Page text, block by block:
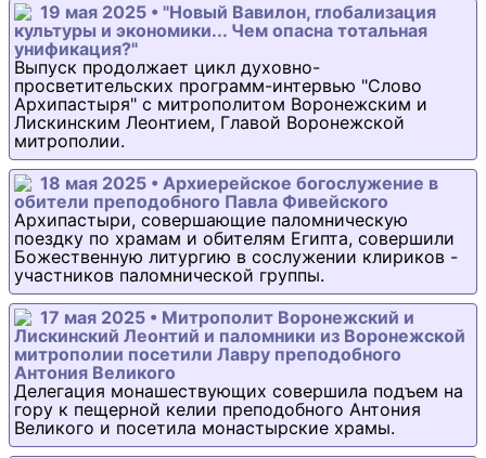
19 мая 2025 • "Новый Вавилон, глобализация
культуры и экономики... Чем опасна тотальная
унификация?"
Выпуск продолжает цикл духовно-
просветительских программ-интервью "Слово
Архипастыря" с митрополитом Воронежским и
Лискинским Леонтием, Главой Воронежской
митрополии.
18 мая 2025 • Архиерейское богослужение в
обители преподобного Павла Фивейского
Архипастыри, совершающие паломническую
поездку по храмам и обителям Египта, совершили
Божественную литургию в сослужении клириков -
участников паломнической группы.
17 мая 2025 • Митрополит Воронежский и
Лискинский Леонтий и паломники из Воронежской
митрополии посетили Лавру преподобного
Антония Великого
Делегация монашествующих совершила подъем на
гору к пещерной келии преподобного Антония
Великого и посетила монастырские храмы.